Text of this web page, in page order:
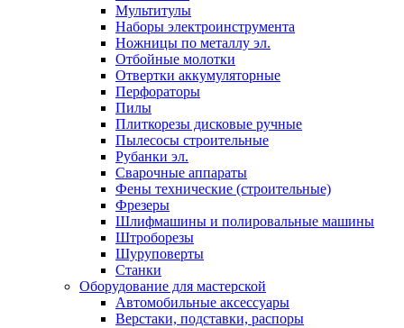
Мультитулы
Наборы электроинструмента
Ножницы по металлу эл.
Отбойные молотки
Отвертки аккумуляторные
Перфораторы
Пилы
Плиткорезы дисковые ручные
Пылесосы строительные
Рубанки эл.
Сварочные аппараты
Фены технические (строительные)
Фрезеры
Шлифмашины и полировальные машины
Штроборезы
Шуруповерты
Станки
Оборудование для мастерской
Автомобильные аксессуары
Верстаки, подставки, распоры